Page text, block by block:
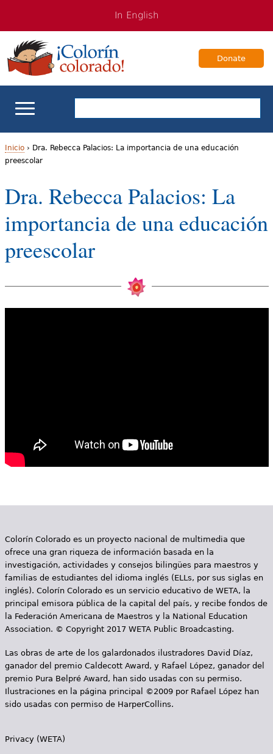
navigation
Content
In English
Donate
Apoyo escolar
Más recursos
s
t
e
d
e
s
Inicio› Dra. Rebecca Palacios: La importancia de una educación
preescolar
Dra. Rebecca Palacios: La
importancia de una educación
preescolar
Colorín Colorado es un proyecto nacional de multimedia que
ofrece una gran riqueza de información basada en la
investigación, actividades y consejos bilingües para maestros y
familias de estudiantes del idioma inglés (ELLs, por sus siglas en
inglés). Colorín Colorado es un servicio educativo de WETA, la
principal emisora pública de la capital del país, y recibe fondos de
la Federación Americana de Maestros y la National Education
Association. © Copyright 2017 WETA Public Broadcasting.
Las obras de arte de los galardonados ilustradores David Díaz,
ganador del premio Caldecott Award, y Rafael López, ganador del
premio Pura Belpré Award, han sido usadas con su permiso.
Ilustraciones en la página principal ©2009 por Rafael López han
sido usadas con permiso de HarperCollins.
Privacy (WETA)